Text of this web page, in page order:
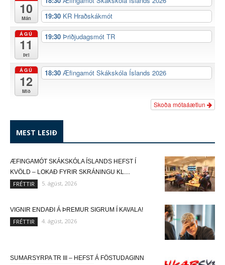
10
Mán
19:30 KR Hraðskákmót
ÁGÚ
11
Þri
19:30 Þriðjudagsmót TR
ÁGÚ
12
Mið
18:30 Æfingamót Skákskóla Íslands 2026
Skoða mótaáætlun
MEST LESIÐ
ÆFINGAMÓT SKÁKSKÓLA ÍSLANDS HEFST Í
KVÖLD – LOKAÐ FYRIR SKRÁNINGU KL....
FRÉTTIR 5. ágúst, 2026
VIGNIR ENDAÐI Á ÞREMUR SIGRUM Í KAVALA!
FRÉTTIR 4. ágúst, 2026
SUMARSYRPA TR III – HEFST Á FÖSTUDAGINN